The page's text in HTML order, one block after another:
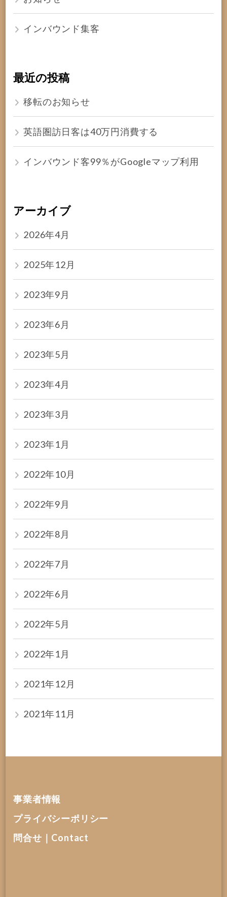
インバウンド集客
最近の投稿
移転のお知らせ
英語圏訪日客は40万円消費する
インバウンド客99％がGoogleマップ利用
アーカイブ
2026年4月
2025年12月
2023年9月
2023年6月
2023年5月
2023年4月
2023年3月
2023年1月
2022年10月
2022年9月
2022年8月
2022年7月
2022年6月
2022年5月
2022年1月
2021年12月
2021年11月
事業者情報
プライバシーポリシー
問合せ｜Contact